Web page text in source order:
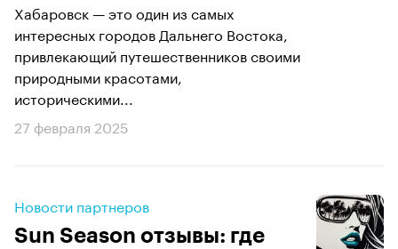
Хабаровск — это один из самых
интересных городов Дальнего Востока,
привлекающий путешественников своими
природными красотами,
историческими...
27 февраля 2025
Новости партнеров
Sun Season отзывы: где